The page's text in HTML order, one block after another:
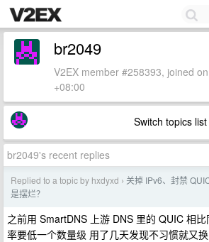
br2049
V2EX member #258393, joined
+08:00
Switch topics list
br2049's recent replies
Replied to a topic by hxdyxd › 关掉 IPv6、封禁
是摆烂？
之前用 SmartDNS 上游 DNS 里的 QUIC 相
率要低一个数量级 用了几天发现不习惯就又